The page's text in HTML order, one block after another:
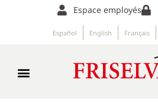
Espace employés
Español English Français